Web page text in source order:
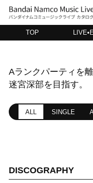
TOP
Aランクパーティを
迷宮深部を目指す。
ALL SINGLE
DISCOGRAPHY